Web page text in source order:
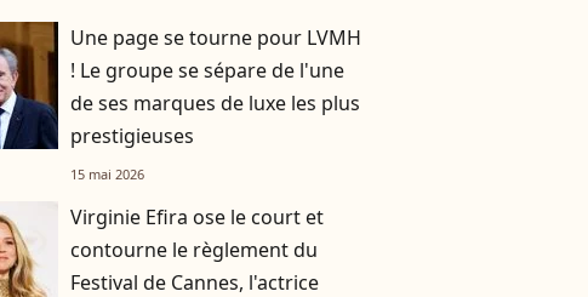
Une page se tourne pour LVMH
! Le groupe se sépare de l'une
de ses marques de luxe les plus
prestigieuses
15 mai 2026
Virginie Efira ose le court et
contourne le règlement du
Festival de Cannes, l'actrice